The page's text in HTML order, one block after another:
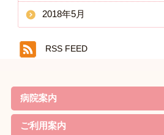
2018年5月
RSS FEED
病院案内
院長ごあいさつ
基本理念・基本方針
患者様の権利と責務・子ども憲章
病院機能評価の認定
概要・沿革
当院の特徴
診療案内
病院実績
職員体制・部門紹介
対象疾患
ご利用案内